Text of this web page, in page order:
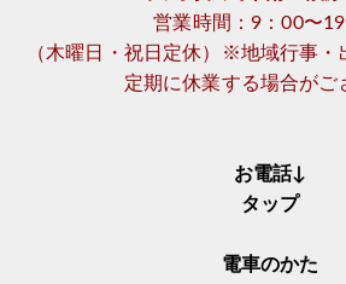
営業時間：9：00〜
（木曜日・祝日定休）※地域行事・
定期に休業する場合がご
お電話↓
タップ
電車のかた